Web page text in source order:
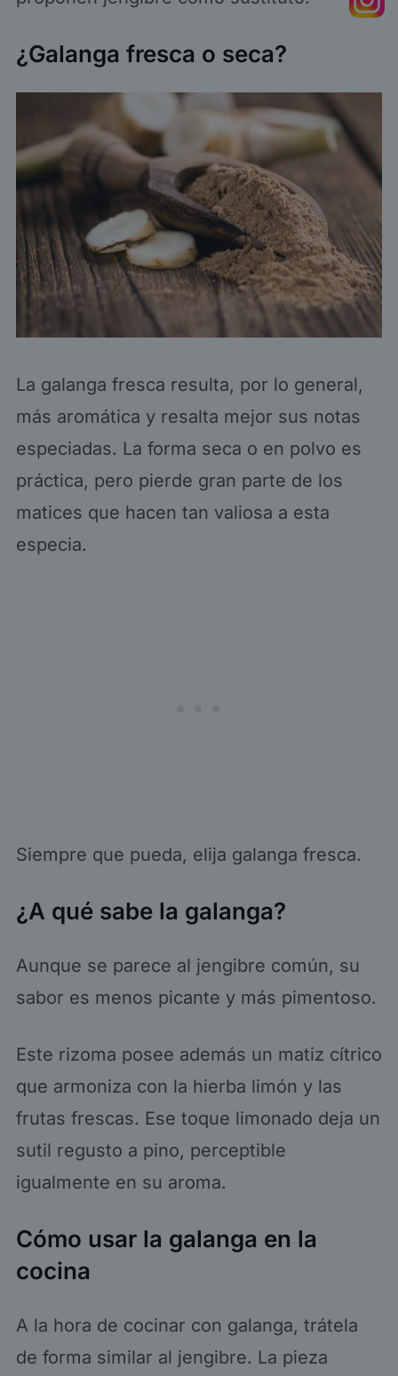
¿Galanga fresca o seca?
La galanga fresca resulta, por lo general,
más aromática y resalta mejor sus notas
especiadas. La forma seca o en polvo es
práctica, pero pierde gran parte de los
matices que hacen tan valiosa a esta
especia.
Siempre que pueda, elija galanga fresca.
¿A qué sabe la galanga?
Aunque se parece al jengibre común, su
sabor es menos picante y más pimentoso.
Este rizoma posee además un matiz cítrico
que armoniza con la hierba limón y las
frutas frescas. Ese toque limonado deja un
sutil regusto a pino, perceptible
igualmente en su aroma.
Cómo usar la galanga en la
cocina
A la hora de cocinar con galanga, trátela
de forma similar al jengibre. La pieza